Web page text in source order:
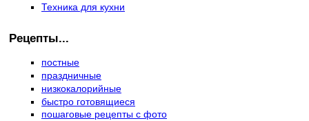
Техника для кухни
Рецепты...
постные
праздничные
низкокалорийные
быстро готовящиеся
пошаговые рецепты с фото